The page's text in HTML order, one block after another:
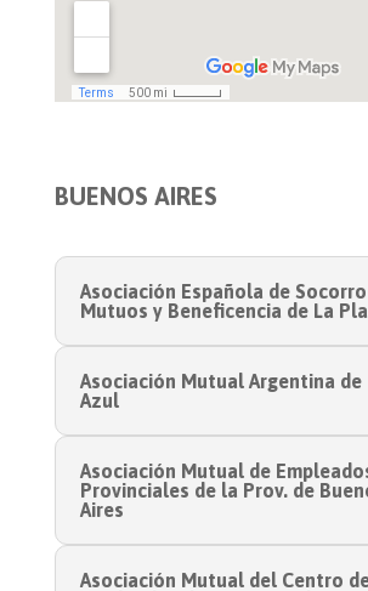
BUENOS AIRES
Asociación Española de Socorro
Mutuos y Beneficencia de La
Asociación Mutual Argentina de
Azul
Asociación Mutual de
Provinciales de la Prov. de
Aires
Asociación Mutual del Centro